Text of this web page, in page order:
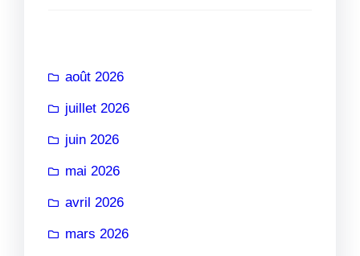
août 2026
juillet 2026
juin 2026
mai 2026
avril 2026
mars 2026